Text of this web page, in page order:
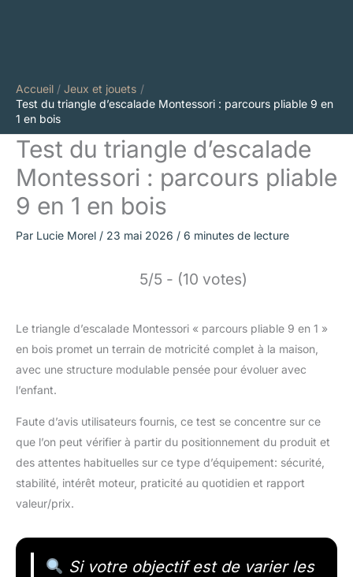
Accueil
Jeux et jouets
Test du triangle d’escalade Montessori : parcours pliable 9 en
1 en bois
Test du triangle d’escalade
Montessori : parcours pliable
9 en 1 en bois
Par Lucie Morel / 23 mai 2026 / 6 minutes de lecture
5/5 - (10 votes)
Le triangle d’escalade Montessori « parcours pliable 9 en 1 »
en bois promet un terrain de motricité complet à la maison,
avec une structure modulable pensée pour évoluer avec
l’enfant.
Faute d’avis utilisateurs fournis, ce test se concentre sur ce
que l’on peut vérifier à partir du positionnement du produit et
des attentes habituelles sur ce type d’équipement: sécurité,
stabilité, intérêt moteur, praticité au quotidien et rapport
valeur/prix.
Si votre objectif est de varier les